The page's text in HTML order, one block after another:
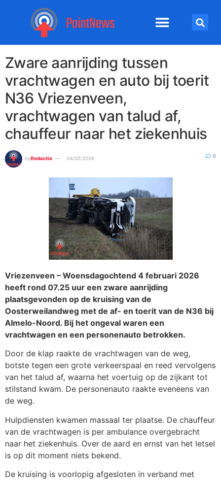
Zware aanrijding tussen
vrachtwagen en auto bij toerit
N36 Vriezenveen,
vrachtwagen van talud af,
chauffeur naar het ziekenhuis
byRedactie 04/02/2026 0
Vriezenveen – Woensdagochtend 4 februari 2026
heeft rond 07.25 uur een zware aanrijding
plaatsgevonden op de kruising van de
Oosterweilandweg met de af- en toerit van de N36 bij
Almelo-Noord. Bij het ongeval waren een
vrachtwagen en een personenauto betrokken.
Door de klap raakte de vrachtwagen van de weg,
botste tegen een grote verkeerspaal en reed vervolgens
van het talud af, waarna het voertuig op de zijkant tot
stilstand kwam. De personenauto raakte eveneens van
de weg.
Hulpdiensten kwamen massaal ter plaatse. De chauffeur
van de vrachtwagen is per ambulance overgebracht
naar het ziekenhuis. Over de aard en ernst van het letsel
is op dit moment niets bekend.
De kruising is voorlopig afgesloten in verband met